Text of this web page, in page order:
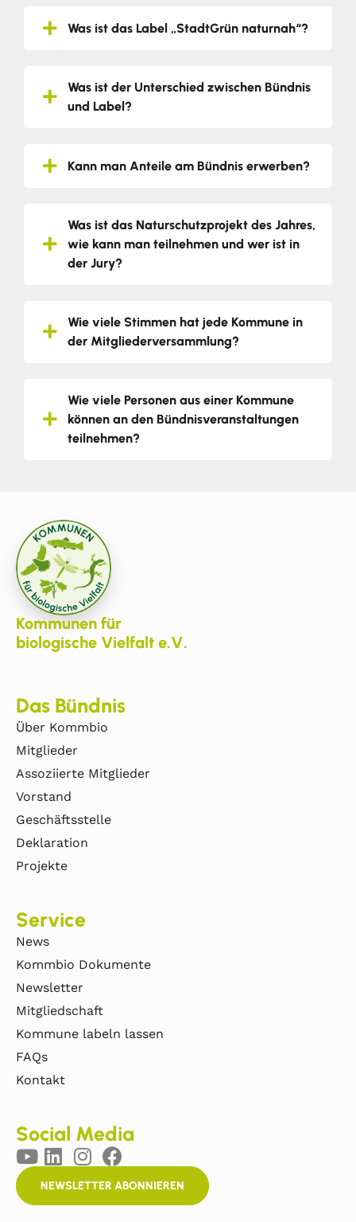
Was ist das Label „StadtGrün naturnah“?
Was ist der Unterschied zwischen Bündnis
und Label?
Kann man Anteile am Bündnis erwerben?
Was ist das Naturschutzprojekt des Jahres,
wie kann man teilnehmen und wer ist in
der Jury?
Wie viele Stimmen hat jede Kommune in
der Mitgliederversammlung?
Wie viele Personen aus einer Kommune
können an den Bündnisveranstaltungen
teilnehmen?
Kommunen für
biologische Vielfalt e.V.
Das Bündnis
Über Kommbio
Mitglieder
Assoziierte Mitglieder
Vorstand
Geschäftsstelle
Deklaration
Projekte
Service
News
Kommbio Dokumente
Newsletter
Mitgliedschaft
Kommune labeln lassen
FAQs
Kontakt
Social Media
NEWSLETTER ABONNIEREN